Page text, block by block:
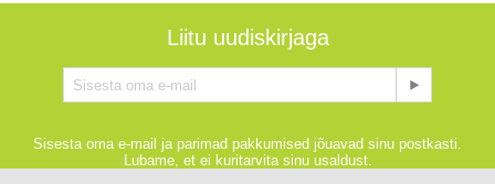
Liitu uudiskirjaga
Sisesta oma e-mail ja parimad pakkumised jõuavad sinu postkasti.
Lubame, et ei kuritarvita sinu usaldust.